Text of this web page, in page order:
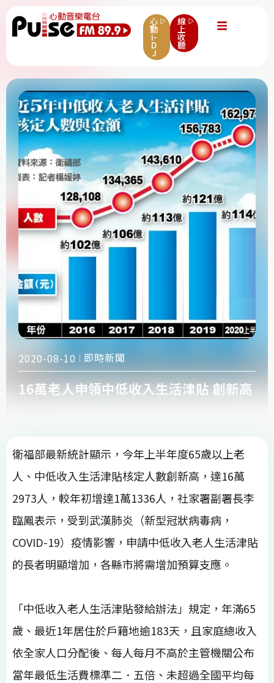
心
動
i-
D
J
線
上
收
聽
2020-08-10 即時新聞
16萬老人申領中低收入生活津貼 創新高
衛福部最新統計顯示，今年上半年度65歲以上老
人、中低收入生活津貼核定人數創新高，達16萬
2973人，較年初增達1萬1336人，社家署副署長李
臨鳳表示，受到武漢肺炎（新型冠狀病毒病，
COVID-19）疫情影響，申請中低收入老人生活津貼
的長者明顯增加，各縣市將需增加預算支應。
「中低收入老人生活津貼發給辦法」規定，年滿65
歲、最近1年居住於戶籍地逾183天，且家庭總收入
依全家人口分配後、每人每月不高於主管機關公布
當年最低生活費標準二．五倍、未超過全國平均每